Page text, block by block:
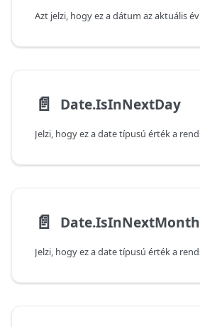
📄️ Date.IsInNextDay
📄️ Date.IsInNextMonth